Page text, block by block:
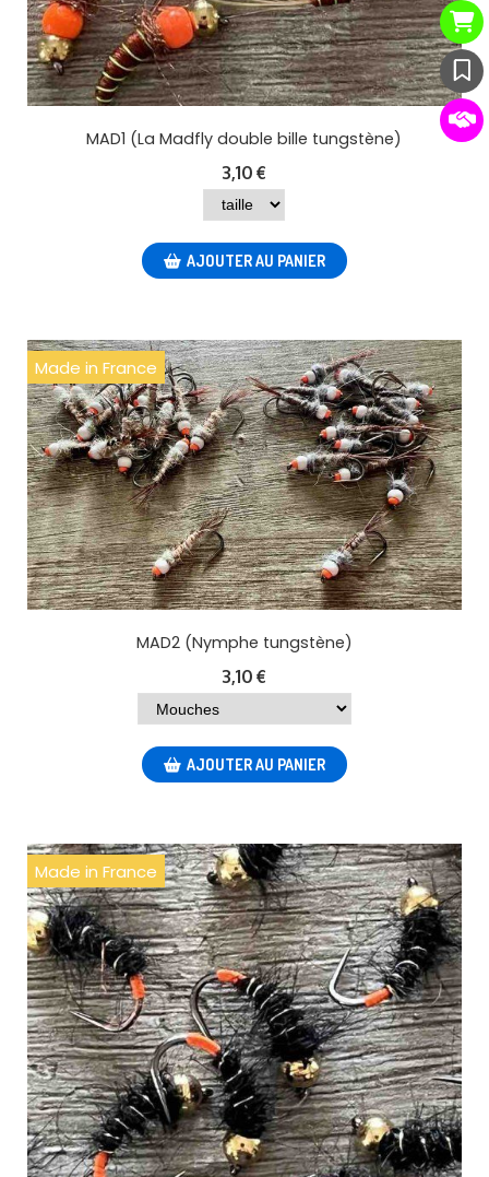
MAD1 (La Madfly double bille tungstène)
3,10 €
AJOUTER AU PANIER
Made in France
MAD2 (Nymphe tungstène)
3,10 €
AJOUTER AU PANIER
Made in France